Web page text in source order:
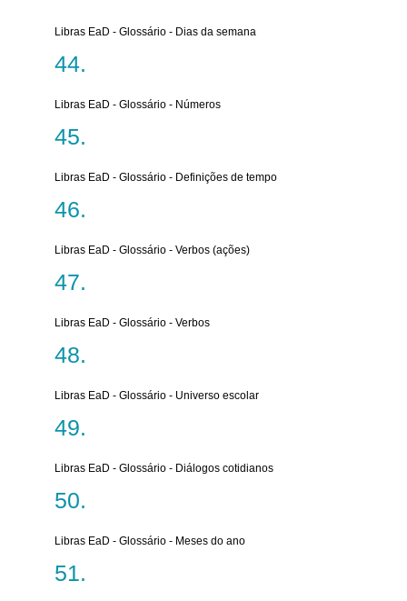
Libras EaD - Glossário - Dias da semana
Libras EaD - Glossário - Números
Libras EaD - Glossário - Definições de tempo
Libras EaD - Glossário - Verbos (ações)
Libras EaD - Glossário - Verbos
Libras EaD - Glossário - Universo escolar
Libras EaD - Glossário - Diálogos cotidianos
Libras EaD - Glossário - Meses do ano